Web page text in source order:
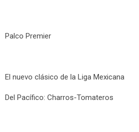
Palco Premier
El nuevo clásico de la Liga Mexicana
Del Pacífico: Charros-Tomateros